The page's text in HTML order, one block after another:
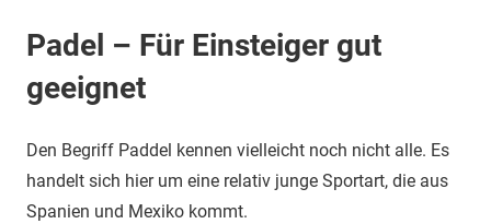
Padel – Für Einsteiger gut
geeignet
Den Begriff Paddel kennen vielleicht noch nicht alle. Es
handelt sich hier um eine relativ junge Sportart, die aus
Spanien und Mexiko kommt.